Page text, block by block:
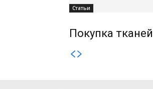
Статьи
Покупка